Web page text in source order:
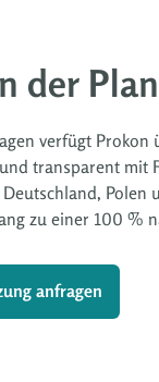
der
verfügt
transparent
zu einer 100 %
anfragen